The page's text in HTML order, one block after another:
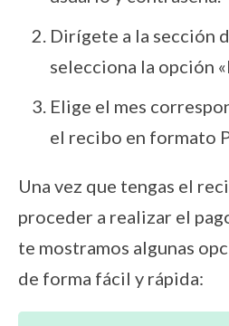
Dirígete a la sección
selecciona la opción
Elige el mes
el recibo en formato
Una vez que tengas el
proceder a realizar el
te mostramos algunas
de forma fácil y rápida: